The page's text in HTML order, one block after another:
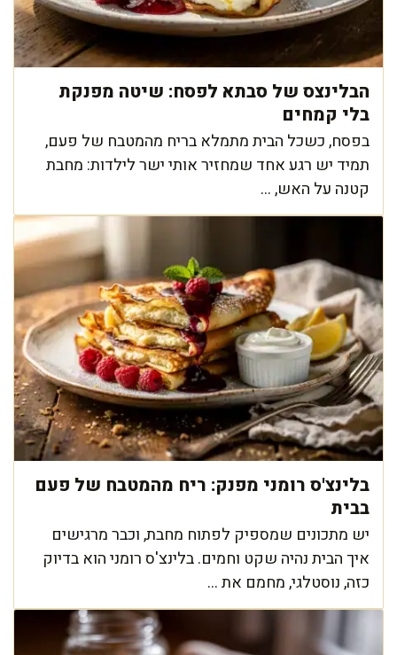
הבלינצס של סבתא לפסח: שיטה מפנקת
בלי קמחים
בפסח, כשכל הבית מתמלא בריח מהמטבח של פעם,
תמיד יש רגע אחד שמחזיר אותי ישר לילדות: מחבת
קטנה על האש, ...
בלינצ'ס רומני מפנק: ריח מהמטבח של פעם
בבית
יש מתכונים שמספיק לפתוח מחבת, וכבר מרגישים
איך הבית נהיה שקט וחמים. בלינצ'ס רומני הוא בדיוק
כזה, נוסטלגי, מחמם את ...